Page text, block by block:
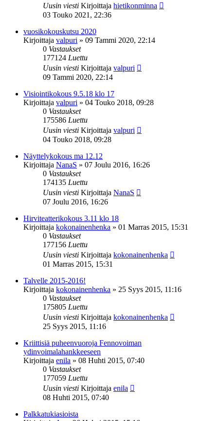
Uusin viesti Kirjoittaja hietikonminna
03 Touko 2021, 22:36
vuosikokouskutsu 2020
Kirjoittaja valpuri » 09 Tammi 2020, 22:14
0 Vastaukset
177124 Luettu
Uusin viesti Kirjoittaja valpuri
09 Tammi 2020, 22:14
Visiointikokous 9.5.18 klo 17
Kirjoittaja valpuri » 04 Touko 2018, 09:28
0 Vastaukset
175586 Luettu
Uusin viesti Kirjoittaja valpuri
04 Touko 2018, 09:28
Näyttelykokous ma 12.12
Kirjoittaja NanaS » 07 Joulu 2016, 16:26
0 Vastaukset
174135 Luettu
Uusin viesti Kirjoittaja NanaS
07 Joulu 2016, 16:26
Hirviteatterikokous 3.11 klo 18
Kirjoittaja kokonainenhenka » 01 Marras 2015, 15:31
0 Vastaukset
177156 Luettu
Uusin viesti Kirjoittaja kokonainenhenka
01 Marras 2015, 15:31
Talvelle 2015-2016!
Kirjoittaja kokonainenhenka » 25 Syys 2015, 11:16
0 Vastaukset
175805 Luettu
Uusin viesti Kirjoittaja kokonainenhenka
25 Syys 2015, 11:16
Kriittisiä puheenvuoroja Fennovoiman
ydinvoimalahankkeeseen
Kirjoittaja enila » 08 Huhti 2015, 07:40
0 Vastaukset
177059 Luettu
Uusin viesti Kirjoittaja enila
08 Huhti 2015, 07:40
Palkkatukiasioista